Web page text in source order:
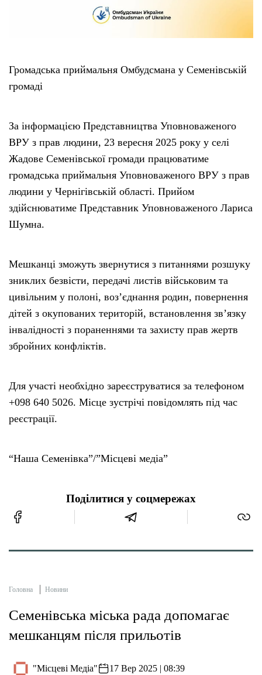
Громадська приймальня Омбудсмана у Семенівській
громаді
За інформацією Представництва Уповноваженого
ВРУ з прав людини, 23 вересня 2025 року у селі
Жадове Семенівської громади працюватиме
громадська приймальня Уповноваженого ВРУ з прав
людини у Чернігівській області. Прийом
здійснюватиме Представник Уповноваженого Лариса
Шумна.
Мешканці зможуть звернутися з питаннями розшуку
зниклих безвісти, передачі листів військовим та
цивільним у полоні, воз’єднання родин, повернення
дітей з окупованих територій, встановлення зв’язку
інвалідності з пораненнями та захисту прав жертв
збройних конфліктів.
Для участі необхідно зареєструватися за телефоном
+098 640 5026. Місце зустрічі повідомлять під час
реєстрації.
“Наша Семенівка”/”Місцеві медіа”
Поділитися у соцмережах
Головна Новини
Семенівська міська рада допомагає
мешканцям після прильотів
"Місцеві Медіа" 17 Вер 2025 | 08:39